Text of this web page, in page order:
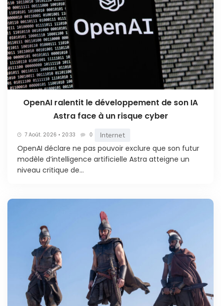
OpenAI ralentit le développement de son IA
Astra face à un risque cyber
7 Août. 2026 • 20:33 0 Internet
OpenAI déclare ne pas pouvoir exclure que son futur
modèle d’intelligence artificielle Astra atteigne un
niveau critique de...